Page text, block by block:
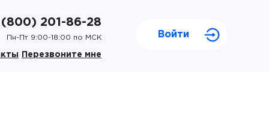
(800) 201-86-28
Пн-Пт 9:00-18:00 по МСК
Перезвоните мне
Войти